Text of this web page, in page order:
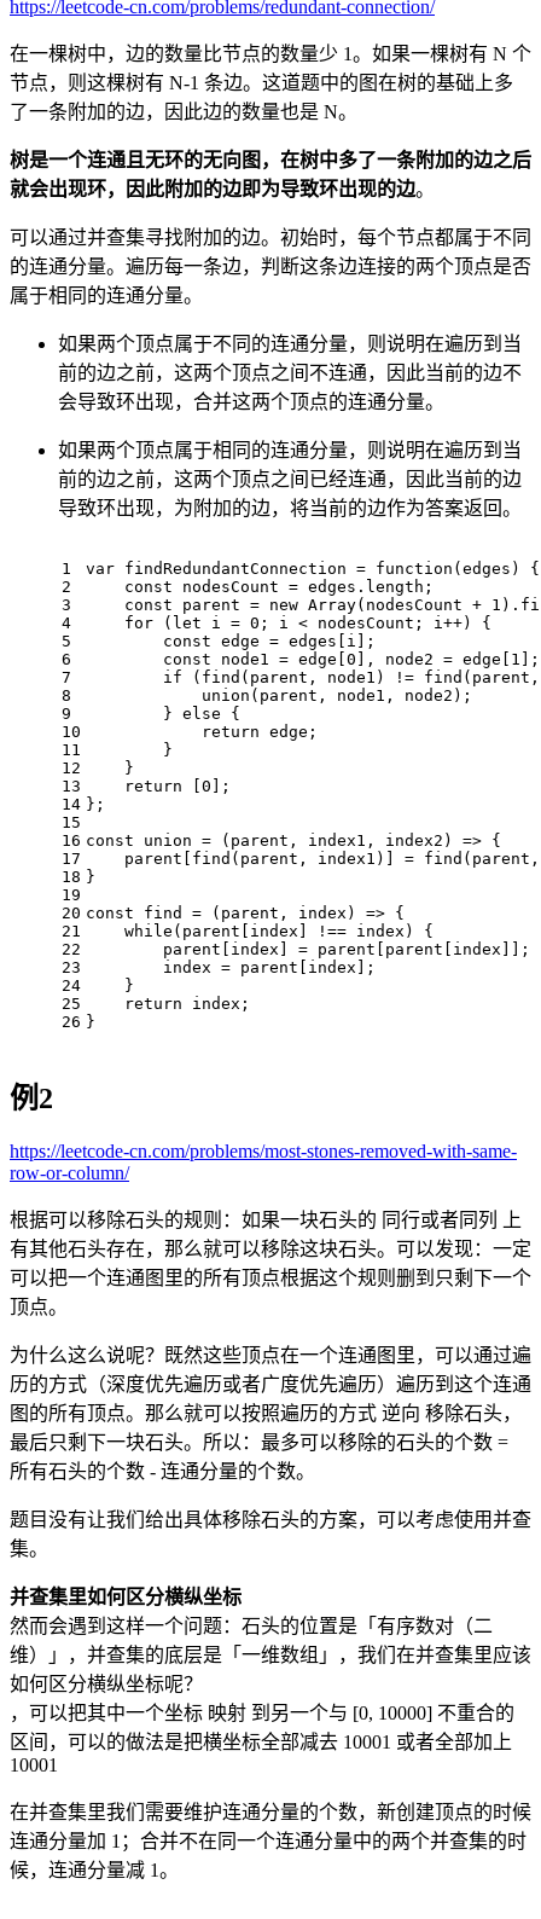
https://leetcode-cn.com/problems/redundant-connection/
在一棵树中，边的数量比节点的数量少 1。如果一棵树有 N 个
节点，则这棵树有 N-1 条边。这道题中的图在树的基础上多
了一条附加的边，因此边的数量也是 N。
树是一个连通且无环的无向图，在树中多了一条附加的边之后
就会出现环，因此附加的边即为导致环出现的边。
可以通过并查集寻找附加的边。初始时，每个节点都属于不同
的连通分量。遍历每一条边，判断这条边连接的两个顶点是否
属于相同的连通分量。
如果两个顶点属于不同的连通分量，则说明在遍历到当
前的边之前，这两个顶点之间不连通，因此当前的边不
会导致环出现，合并这两个顶点的连通分量。
如果两个顶点属于相同的连通分量，则说明在遍历到当
前的边之前，这两个顶点之间已经连通，因此当前的边
导致环出现，为附加的边，将当前的边作为答案返回。
1
2
3
4
5
6
7
8
9
10
11
12
13
14
15
16
17
18
19
20
21
22
23
24
25
26
var findRedundantConnection = function ( edges ) {
const nodesCount = edges. length ;
const parent = new Array(nodesCount + 1 ).
for ( let i = 0 ; i < nodesCount; i++) {
const edge = edges[i];
const node1 = edge[ 0 ], node2 = edge[ 1 ];
if ( find (parent, node1) != find
union (parent, node1, node2);
        }
else {
return edge;
        }
    }
return
0 ];
};
const
union = ( parent, index1, index2 ) => {
    parent[
find (parent, index1)] = find
}
const
find = ( parent, index ) => {
while (parent[index] !== index) {
        parent[index] = parent[parent[index]];
        index = parent[index];
    }
return index;
}
例2
https://leetcode-cn.com/problems/most-stones-removed-with-same-
row-or-column/
根据可以移除石头的规则：如果一块石头的 同行或者同列 上
有其他石头存在，那么就可以移除这块石头。可以发现：一定
可以把一个连通图里的所有顶点根据这个规则删到只剩下一个
顶点。
为什么这么说呢？既然这些顶点在一个连通图里，可以通过遍
历的方式（深度优先遍历或者广度优先遍历）遍历到这个连通
图的所有顶点。那么就可以按照遍历的方式 逆向 移除石头，
最后只剩下一块石头。所以：最多可以移除的石头的个数 =
所有石头的个数 - 连通分量的个数。
题目没有让我们给出具体移除石头的方案，可以考虑使用并查
集。
并查集里如何区分横纵坐标
然而会遇到这样一个问题：石头的位置是「有序数对（二
维）」，并查集的底层是「一维数组」，我们在并查集里应该
如何区分横纵坐标呢？
，可以把其中一个坐标 映射 到另一个与 [0, 10000] 不重合的
区间，可以的做法是把横坐标全部减去 10001 或者全部加上
10001
在并查集里我们需要维护连通分量的个数，新创建顶点的时候
连通分量加 1；合并不在同一个连通分量中的两个并查集的时
候，连通分量减 1。